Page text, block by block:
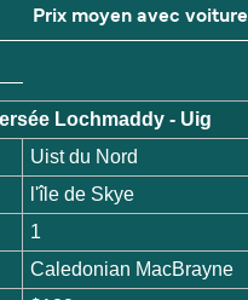
Prix moyen avec voiture
Lochmaddy - Uig
Uist du Nord
l'île de Skye
1
Caledonian MacBrayne